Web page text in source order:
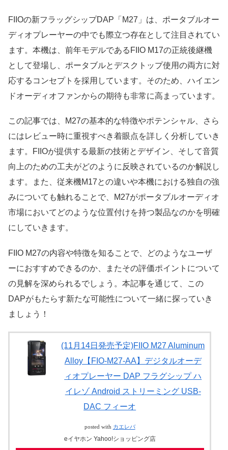
FIIOの新フラッグシップDAP「M27」は、ポータブルオー
ディオプレーヤーの中でも際立つ存在として注目されてい
ます。本機は、前年モデルであるFIIO M17の正統後継機
として登場し、ポータブルとデスクトップ使用の両方に対
応するコンセプトを採用しています。そのため、ハイエン
ドオーディオファンからの期待も非常に高まっています。
この記事では、M27の基本的な特徴やポテンシャル、さら
にはレビュー時に重視すべき着眼点を詳しく分析していき
ます。FIIOが提供する最新の技術とデザイン、そして音質
向上のための工夫がどのように反映されているのか解説し
ます。また、従来機M17との違いや本機における独自の強
みについても触れることで、M27がポータブルオーディオ
市場においてどのような位置付けを持つ製品なのかを明確
にしていきます。
FIIO M27の内容や特徴を知ることで、どのようなユーザ
ーにおすすめできるのか、またその評価ポイントについて
の見解を深められるでしょう。本記事を通じて、この
DAPがもたらす新たな可能性について一緒に探っていき
ましょう！
(11月14日発売予定)FIIO M27 Aluminum
Alloy【FIO-M27-AA】デジタルオーデ
ィオプレーヤー DAP フラグシップ ハ
イレゾ Android ストリーミング USB-
DAC フィーオ
posted with カエレバ
eイヤホン Yahoo!ショッピング店